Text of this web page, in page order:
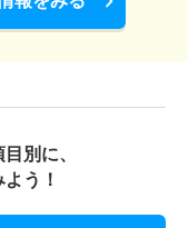
別に、
う！